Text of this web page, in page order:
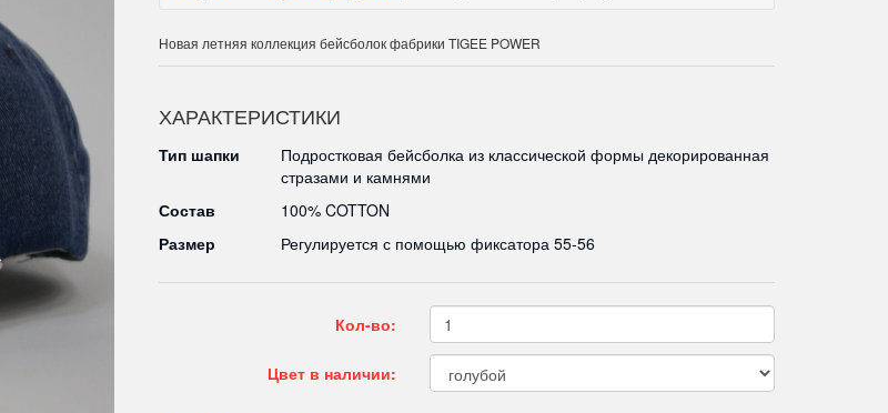
Новая летняя коллекция бейсболок фабрики TIGEE POWER
ХАРАКТЕРИСТИКИ
Тип шапки
Подростковая бейсболка из классической формы декорированная
стразами и камнями
Состав
100% COTTON
Размер
Регулируется с помощью фиксатора 55-56
Кол-во:
Цвет в наличии: